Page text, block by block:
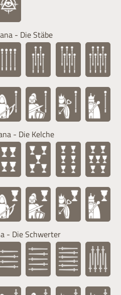
- Die Stäbe
- Die Kelche
- Die Schwerter